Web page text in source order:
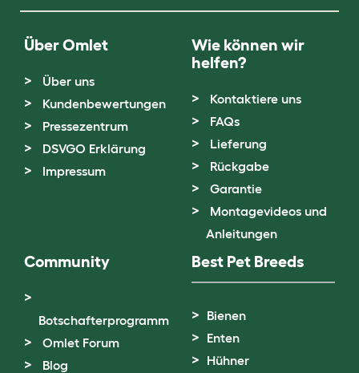
Über Omlet
Über uns
Kundenbewertungen
Pressezentrum
DSVGO Erklärung
Impressum
Wie können wir
helfen?
Kontaktiere uns
FAQs
Lieferung
Rückgabe
Garantie
Montagevideos und
Anleitungen
Community
Botschafterprogramm
Omlet Forum
Blog
Best Pet Breeds
Bienen
Enten
Hühner